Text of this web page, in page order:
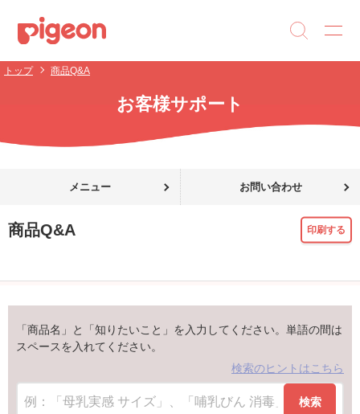
トップ 商品Q&A
お客様サポート
メニュー お問い合わせ
商品Q&A 印刷する
「商品名」と「知りたいこと」を入力してください。単語の間は
スペースを入れてください。
検索のヒントはこちら
検索